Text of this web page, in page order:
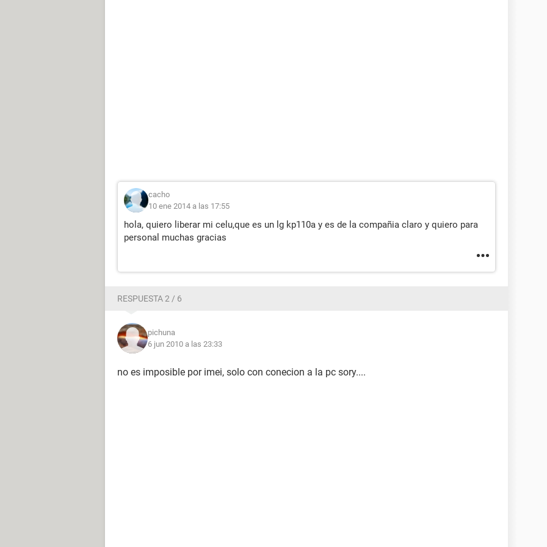
cacho
10 ene 2014 a las 17:55
hola, quiero liberar mi celu,que es un lg kp110a y es de la compañia claro y quiero para
personal muchas gracias
RESPUESTA 2 / 6
pichuna
6 jun 2010 a las 23:33
no es imposible por imei, solo con conecion a la pc sory....